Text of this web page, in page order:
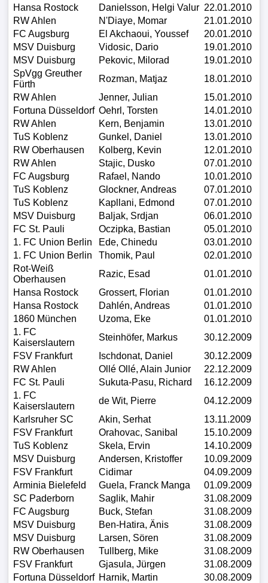
Vereinsnews
WechselgerÃ¼chte
Verletzungspech
FrauenfuÃŸball
Alle
Sportnews
STATISTIKEN
Tabelle
1.
Bundesliga
Tabelle
2.
Bundesliga
Tabelle
3.
Liga
1.
Bundesliga
Ergebnisse
SONSTIGES
FuÃŸballspieler
Vereine
Kader
Wappen
Hansa Rostock
Danielsson, Helgi Valur 22.01.2010
RW Ahlen
N'Diaye, Momar
21.01.2010
FC Augsburg
El Akchaoui, Youssef
20.01.2010
MSV Duisburg
Vidosic, Dario
19.01.2010
MSV Duisburg
Pekovic, Milorad
19.01.2010
SpVgg Greuther
Fürth
Rozman, Matjaz
18.01.2010
RW Ahlen
Jenner, Julian
15.01.2010
Fortuna Düsseldorf Oehrl, Torsten
14.01.2010
RW Ahlen
Kern, Benjamin
13.01.2010
TuS Koblenz
Gunkel, Daniel
13.01.2010
RW Oberhausen
Kolberg, Kevin
12.01.2010
RW Ahlen
Stajic, Dusko
07.01.2010
FC Augsburg
Rafael, Nando
10.01.2010
TuS Koblenz
Glockner, Andreas
07.01.2010
TuS Koblenz
Kapllani, Edmond
07.01.2010
MSV Duisburg
Baljak, Srdjan
06.01.2010
FC St. Pauli
Oczipka, Bastian
05.01.2010
1. FC Union Berlin
Ede, Chinedu
03.01.2010
1. FC Union Berlin
Thomik, Paul
02.01.2010
Rot-Weiß
Oberhausen
Razic, Esad
01.01.2010
Hansa Rostock
Grossert, Florian
01.01.2010
Hansa Rostock
Dahlén, Andreas
01.01.2010
1860 München
Uzoma, Eke
01.01.2010
1. FC
Kaiserslautern
Steinhöfer, Markus
30.12.2009
FSV Frankfurt
Ischdonat, Daniel
30.12.2009
RW Ahlen
Ollé Ollé, Alain Junior
22.12.2009
FC St. Pauli
Sukuta-Pasu, Richard
16.12.2009
1. FC
Kaiserslautern
de Wit, Pierre
04.12.2009
Karlsruher SC
Akin, Serhat
13.11.2009
FSV Frankfurt
Orahovac, Sanibal
15.10.2009
TuS Koblenz
Skela, Ervin
14.10.2009
MSV Duisburg
Andersen, Kristoffer
10.09.2009
FSV Frankfurt
Cidimar
04.09.2009
Arminia Bielefeld
Guela, Franck Manga
01.09.2009
SC Paderborn
Saglik, Mahir
31.08.2009
FC Augsburg
Buck, Stefan
31.08.2009
MSV Duisburg
Ben-Hatira, Änis
31.08.2009
MSV Duisburg
Larsen, Sören
31.08.2009
RW Oberhausen
Tullberg, Mike
31.08.2009
FSV Frankfurt
Gjasula, Jürgen
31.08.2009
Fortuna Düsseldorf Harnik, Martin
30.08.2009